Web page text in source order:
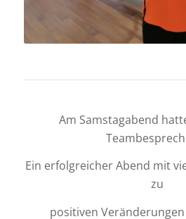
Am Samstagabend
Ein erfolgreicher Abend mit
zu
positiven